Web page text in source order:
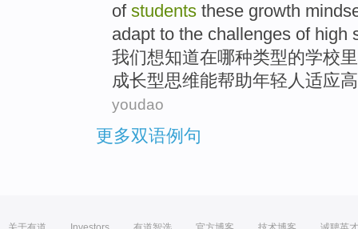
of students these growth
adapt to the challenges ofhigh
我们想知道在哪种类型的学校里
成长型思维能帮助年轻人适应
youdao
更多双语例句